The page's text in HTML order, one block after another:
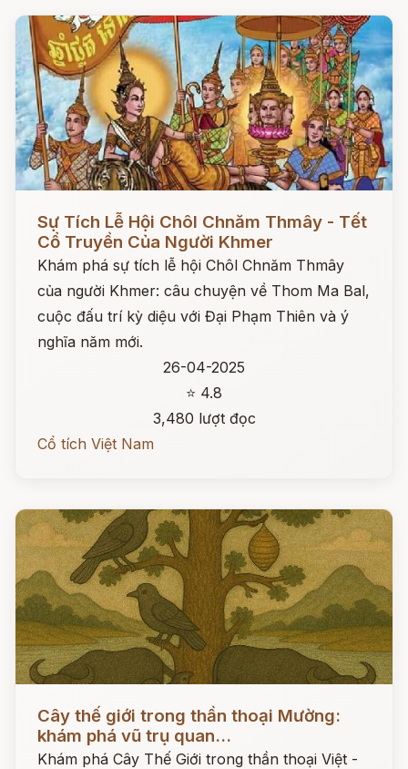
Sự Tích Lễ Hội Chôl Chnăm Thmây - Tết
Cổ Truyền Của Người Khmer
Khám phá sự tích lễ hội Chôl Chnăm Thmây
của người Khmer: câu chuyện về Thom Ma Bal,
cuộc đấu trí kỳ diệu với Đại Phạm Thiên và ý
nghĩa năm mới.
26-04-2025
⭐ 4.8
3,480 lượt đọc
Cổ tích Việt Nam
Cây thế giới trong thần thoại Mường:
khám phá vũ trụ quan...
Khám phá Cây Thế Giới trong thần thoại Việt -